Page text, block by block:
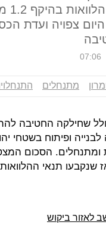
שקל. היום צפויה
07:06
מתנחלים
שחילקה החטיבה
ופיתוח בשטחי
ומתנחלים. הסכום
לאזור ביקוש